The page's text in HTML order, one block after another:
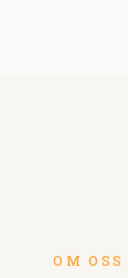
OM OSS